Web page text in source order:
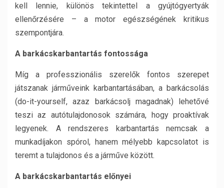
kell lennie, különös tekintettel a gyújtógyertyák
ellenőrzésére – a motor egészségének kritikus
szempontjára.
A barkácskarbantartás fontossága
Míg a professzionális szerelők fontos szerepet
játszanak járműveink karbantartásában, a barkácsolás
(do-it-yourself, azaz barkácsolj magadnak) lehetővé
teszi az autótulajdonosok számára, hogy proaktívak
legyenek. A rendszeres karbantartás nemcsak a
munkadíjakon spórol, hanem mélyebb kapcsolatot is
teremt a tulajdonos és a járműve között.
A barkácskarbantartás előnyei